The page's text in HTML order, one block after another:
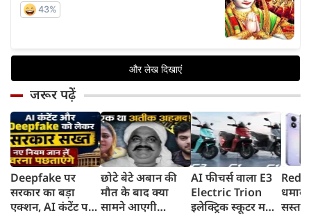
जरूर पढ़ें
Deepfake पर
सरकार का बड़ा
एक्शन, AI कंटेंट पर
छोटे बेटे अबान की
मौत के बाद क्या
सामने आएगी
AI फीचर्स वाला E3
Electric Trion
इलेक्ट्रिक स्कूटर मचा सस्ता